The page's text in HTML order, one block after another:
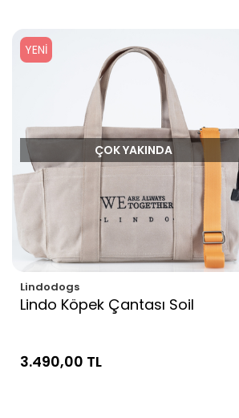
YENI
ÇOK YAKINDA
Lindodogs
Lindo Köpek Çantası Soil
3.490,00 TL